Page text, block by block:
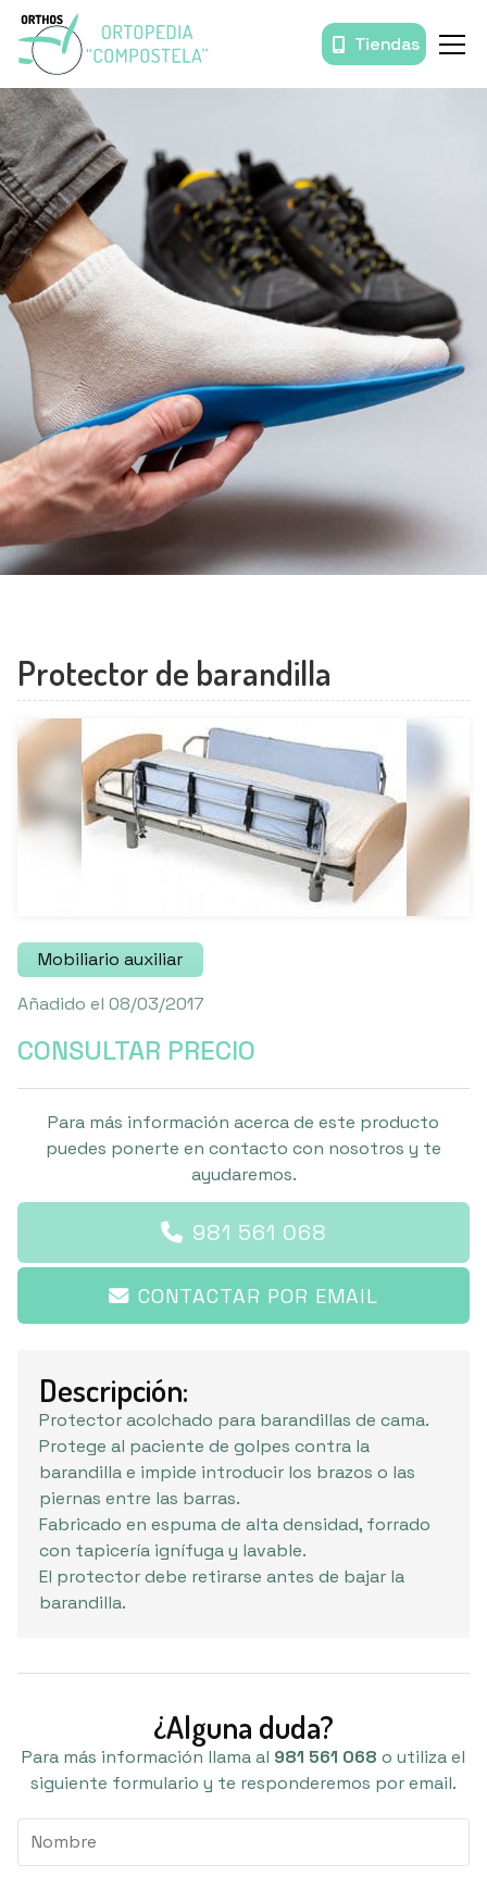
Inicio
Órtesis y prótesis
Movilidad
Baño
Descanso
Prendas de compresión
Productos
Contacto
Santiago
981 874 646
Tiendas
Protector de barandilla
Mobiliario auxiliar
Añadido el 08/03/2017
CONSULTAR PRECIO
Para más información acerca de este producto
puedes ponerte en contacto con nosotros y te
ayudaremos.
981 561 068
CONTACTAR POR EMAIL
Descripción:
Protector acolchado para barandillas de cama.
Protege al paciente de golpes contra la
barandilla e impide introducir los brazos o las
piernas entre las barras.
Fabricado en espuma de alta densidad, forrado
con tapicería ignífuga y lavable.
El protector debe retirarse antes de bajar la
barandilla.
¿Alguna duda?
Para más información llama al 981 561 068 o utiliza el
siguiente formulario y te responderemos por email.